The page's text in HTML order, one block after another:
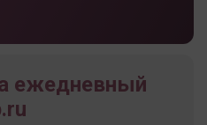
ежедневный